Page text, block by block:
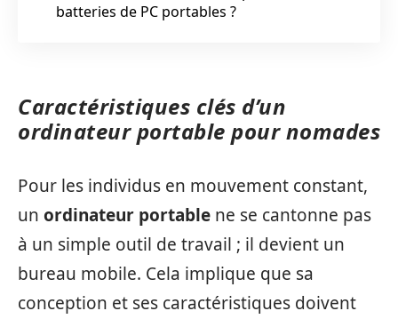
batteries de PC portables ?
Caractéristiques clés d’un
ordinateur portable pour nomades
Pour les individus en mouvement constant,
un ordinateur portable ne se cantonne pas
à un simple outil de travail ; il devient un
bureau mobile. Cela implique que sa
conception et ses caractéristiques doivent